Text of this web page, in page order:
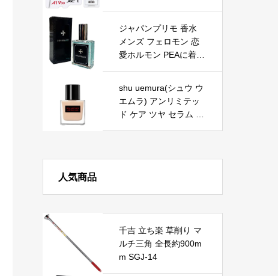
3 C10 4K 100MB/s UH
D動画 SDアダプター2
枚付き【5年保証】
ジャパンプリモ 香水
メンズ フェロモン 恋
愛ホルモン PEAに着目
5ml
shu uemura(シュウ ウ
エムラ) アンリミテッ
ド ケア ツヤ セラム フ
人気商品
千吉 立ち楽 草削り マ
ルチ三角 全長約900m
m SGJ-14